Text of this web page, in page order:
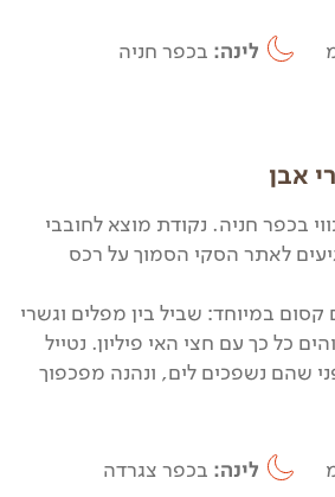
לינה: בכפר חניה
אבן
בכפר חניה. נקודת מוצא לחובבי
לאתר הסקי הסמוך על רכס
קסום במיוחד: שביל בין מפלים וגשרי
כל כך עם חצי האי פיליון. נטייל
שהם נשפכים לים, ונהנה מפכפוך
לינה: בכפר צגרדה